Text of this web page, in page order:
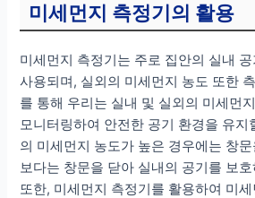
미세먼지 측정기의 활용
미세먼지 측정기는 주로 집안의 실내
사용되며, 실외의 미세먼지 농도 또한
를 통해 우리는 실내 및 실외의 미세먼
모니터링하여 안전한 공기 환경을 유지
의 미세먼지 농도가 높은 경우에는 창
보다는 창문을 닫아 실내의 공기를 보
또한, 미세먼지 측정기를 활용하여 미